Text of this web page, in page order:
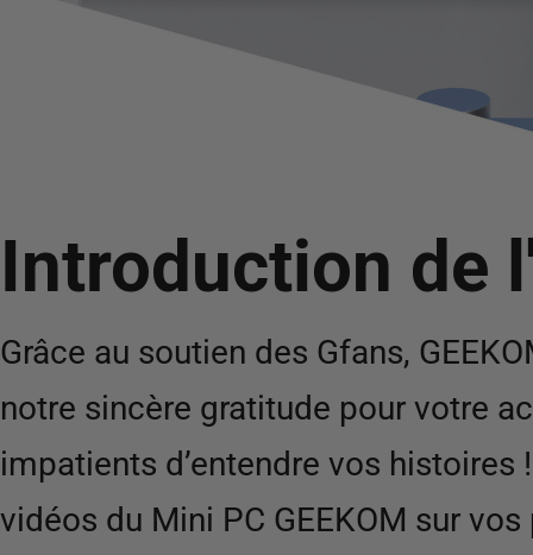
Introduction de
Grâce au soutien des Gfans,
notre sincère gratitude pour votre
impatients d’entendre vos
vidéos du Mini PC GEEKOM sur